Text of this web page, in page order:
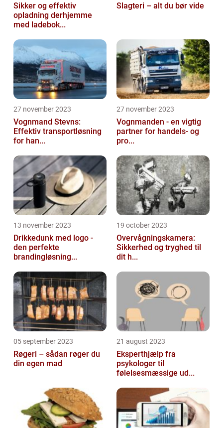
Sikker og effektiv
opladning derhjemme
med ladebok...
Slagteri – alt du bør vide
27 november 2023
Vognmand Stevns:
Effektiv transportløsning
for han...
27 november 2023
Vognmanden - en vigtig
partner for handels- og
pro...
13 november 2023
Drikkedunk med logo -
den perfekte
brandingløsning...
19 october 2023
Overvågningskamera:
Sikkerhed og tryghed til
dit h...
05 september 2023
Røgeri – sådan røger du
din egen mad
21 august 2023
Eksperthjælp fra
psykologer til
følelsesmæssige ud...